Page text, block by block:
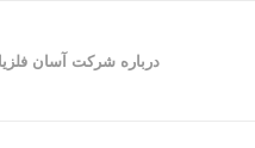
درباره شرکت آسان